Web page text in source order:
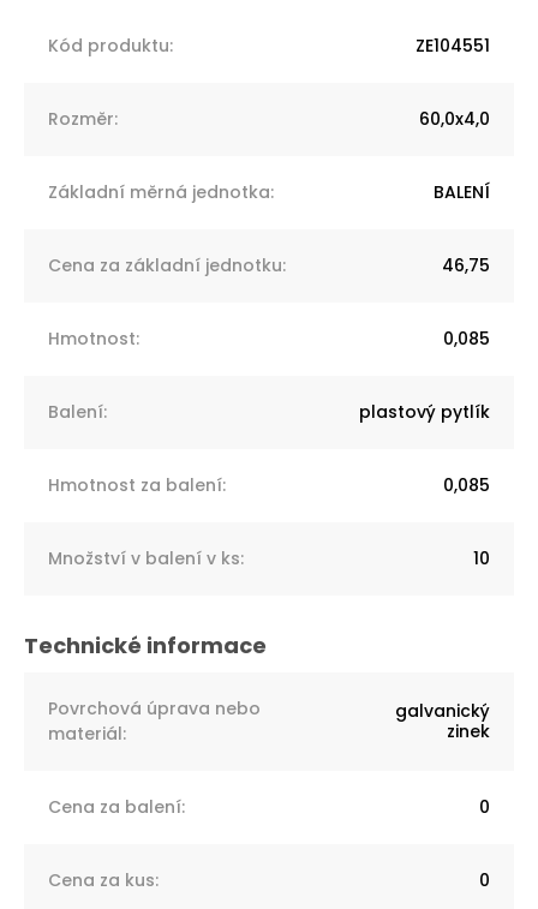
Kód produktu: ZE104551
Rozměr: 60,0x4,0
Základní měrná jednotka: BALENÍ
Cena za základní jednotku: 46,75
Hmotnost: 0,085
Balení: plastový pytlík
Hmotnost za balení: 0,085
Množství v balení v ks: 10
Povrchová úprava nebo
materiál:
galvanický
zinek
Cena za balení: 0
Cena za kus: 0